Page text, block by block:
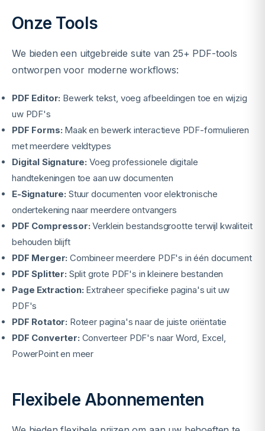
Onze Tools
We bieden een uitgebreide suite van 25+ PDF-tools
ontworpen voor moderne workflows:
PDF Editor: Bewerk tekst, voeg afbeeldingen toe en wijzig
uw PDF's
PDF Forms: Maak en bewerk interactieve PDF-formulieren
met meerdere veldtypes
Digital Signature: Voeg professionele digitale
handtekeningen toe aan uw documenten
E-Signature: Stuur documenten voor elektronische
ondertekening naar meerdere ontvangers
PDF Compressor: Verklein bestandsgrootte terwijl kwaliteit
behouden blijft
PDF Merger: Combineer meerdere PDF's in één document
PDF Splitter: Split grote PDF's in kleinere bestanden
Page Extraction: Extraheer specifieke pagina's uit uw
PDF's
PDF Rotator: Roteer pagina's naar de juiste oriëntatie
PDF Converter: Converteer PDF's naar Word, Excel,
PowerPoint en meer
Flexibele Abonnementen